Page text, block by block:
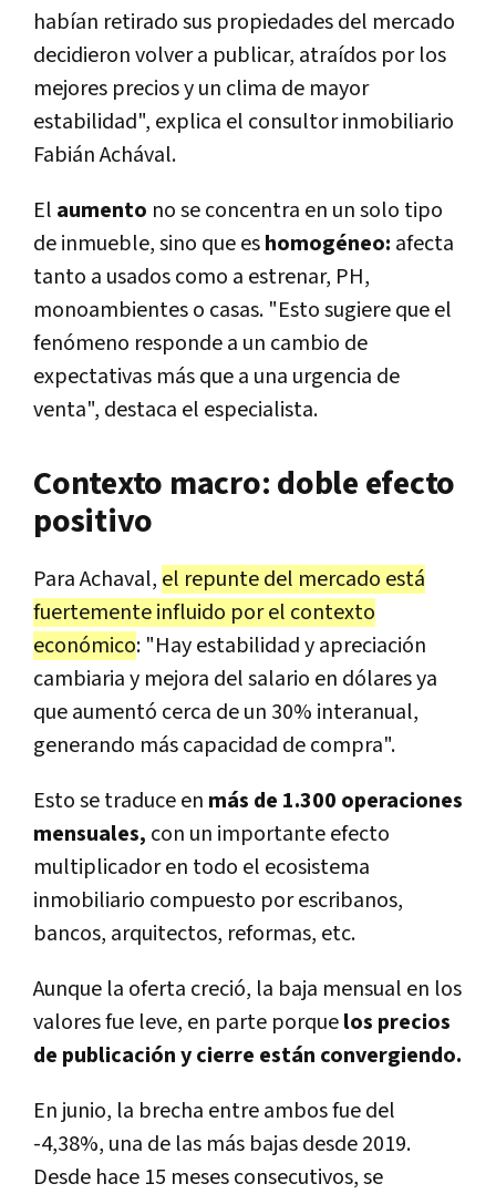
habían retirado sus propiedades del mercado
decidieron volver a publicar, atraídos por los
mejores precios y un clima de mayor
estabilidad", explica el consultor inmobiliario
Fabián Achával.
El aumento no se concentra en un solo tipo
de inmueble, sino que eshomogéneo: afecta
tanto a usados como a estrenar, PH,
monoambientes o casas. "Esto sugiere que el
fenómeno responde a un cambio de
expectativas más que a una urgencia de
venta", destaca el especialista.
Contexto macro: doble efecto
positivo
Para Achaval, el repunte del mercado está
fuertemente influido por el contexto
económico: "Hay estabilidad y apreciación
cambiaria y mejora del salario en dólares ya
que aumentó cerca de un 30% interanual,
generando más capacidad de compra".
Esto se traduce en más de 1.300 operaciones
mensuales, con un importante efecto
multiplicador en todo el ecosistema
inmobiliario compuesto por escribanos,
bancos, arquitectos, reformas, etc.
Aunque la oferta creció, la baja mensual en los
valores fue leve, en parte porquelos precios
de publicación y cierre están convergiendo.
En junio, la brecha entre ambos fue del
-4,38%, una de las más bajas desde 2019.
Desde hace 15 meses consecutivos, se